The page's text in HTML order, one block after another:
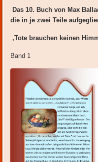
Das 10. Buch von Max
die in je zwei Teile
‚Tote brauchen keinen
Band 1